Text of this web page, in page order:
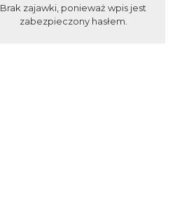
Brak zajawki, ponieważ wpis jest
zabezpieczony hasłem.